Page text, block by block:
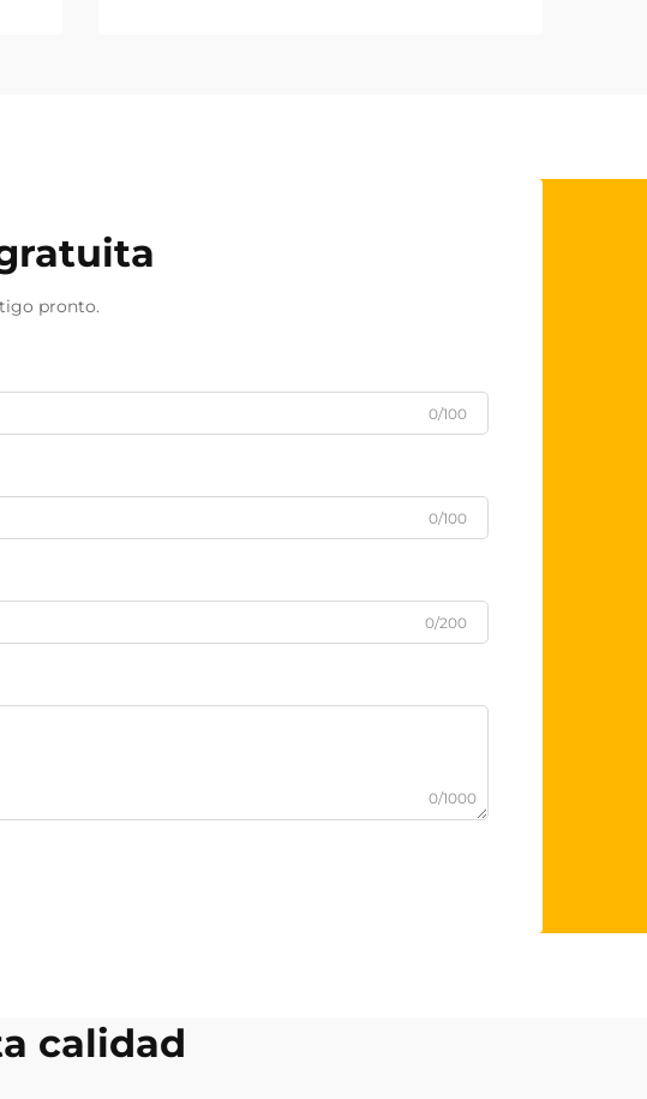
pronto.
0/100
0/100
0/200
0/1000
calidad